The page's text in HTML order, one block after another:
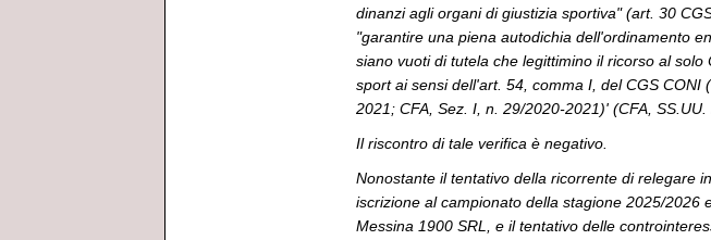
dinanzi agli organi di giustizia sportiva" (art. 30
"garantire una piena autodichia dell'ordinamento
siano vuoti di tutela che legittimino il ricorso al solo
sport ai sensi dell'art. 54, comma I, del CGS CONI
2021; CFA, Sez. I, n. 29/2020-2021)' (CFA, SS.UU.
Il riscontro di tale verifica è negativo.
Nonostante il tentativo della ricorrente di relegare
iscrizione al campionato della stagione 2025/2026
Messina 1900 SRL, e il tentativo delle